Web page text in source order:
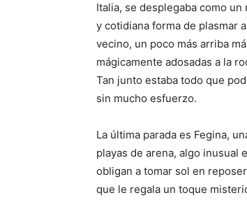
Italia, se desplegaba como
y cotidiana forma de plasmar
vecino, un poco más arriba
mágicamente adosadas a la
Tan junto estaba todo que
sin mucho esfuerzo.
La última parada es Fegina,
playas de arena, algo inusual
obligan a tomar sol en
que le regala un toque